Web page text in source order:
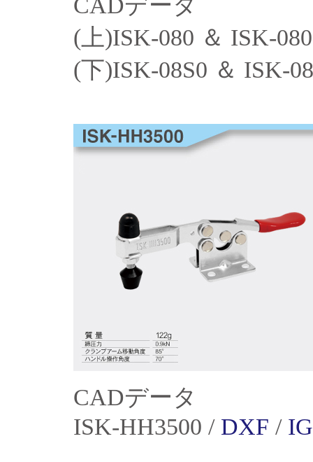
CADデータ
(上)ISK-080 ＆ ISK-
(下)ISK-08S0 ＆ ISK-
CADデータ
ISK-HH3500 / DXF /